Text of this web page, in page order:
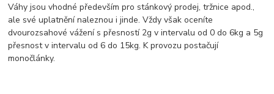
Váhy jsou vhodné především pro stánkový prodej, tržnice apod.,
ale své uplatnění naleznou i jinde. Vždy však oceníte
dvourozsahové vážení s přesností 2g v intervalu od 0 do 6kg a 5g
přesnost v intervalu od 6 do 15kg. K provozu postačují
monočlánky.